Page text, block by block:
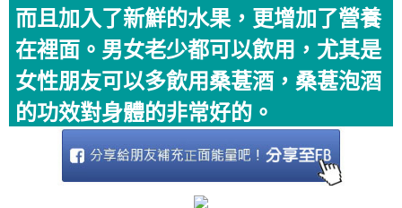
而且加入了新鮮的水果，更增加了營養
在裡面。男女老少都可以飲用，尤其是
女性朋友可以多飲用桑葚酒，桑葚泡酒
的功效對身體的非常好的。